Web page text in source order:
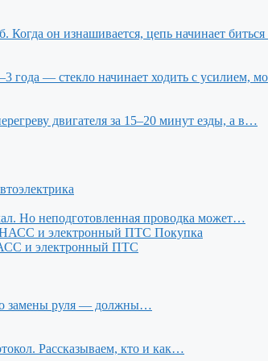
Когда он изнашивается, цепь начинает
— стекло начинает ходить с усилием,
двигателя за 15–20 минут езды, а в…
Но неподготовленная проводка может…
Покупка
и электронный ПТС
замены руля — должны…
Рассказываем, кто и как…